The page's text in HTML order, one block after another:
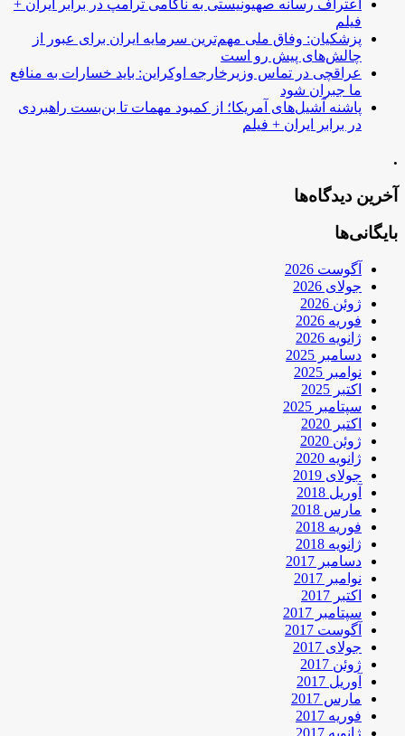
اعتراف رسانه صهیونیستی به ناکامی ترامپ در برابر ایران +
فیلم
پزشکیان: وفاق ملی مهم‌ترین سرمایه ایران برای عبور از
چالش‌های پیش رو است
عراقچی در تماس وزیرخارجه اوکراین: باید خسارات به منافع
ما جبران شود
پاشنه آشیل‌های آمریکا؛ از کمبود مهمات تا بن‌بست راهبردی
در برابر ایران + فیلم
.
آخرین دیدگاه‌ها
بایگانی‌ها
آگوست 2026
جولای 2026
ژوئن 2026
فوریه 2026
ژانویه 2026
دسامبر 2025
نوامبر 2025
اکتبر 2025
سپتامبر 2025
اکتبر 2020
ژوئن 2020
ژانویه 2020
جولای 2019
آوریل 2018
مارس 2018
فوریه 2018
ژانویه 2018
دسامبر 2017
نوامبر 2017
اکتبر 2017
سپتامبر 2017
آگوست 2017
جولای 2017
ژوئن 2017
آوریل 2017
مارس 2017
فوریه 2017
ژانویه 2017